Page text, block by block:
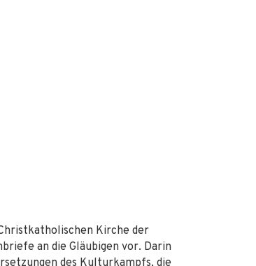
Kirche der
an die Gläubigen vor. Darin
des Kulturkampfs, die